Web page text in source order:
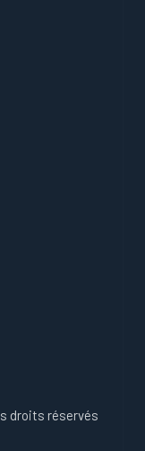
droits réservés